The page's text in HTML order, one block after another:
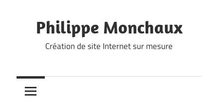
contentPhilippe Monchaux
Création de site Internet sur mesure